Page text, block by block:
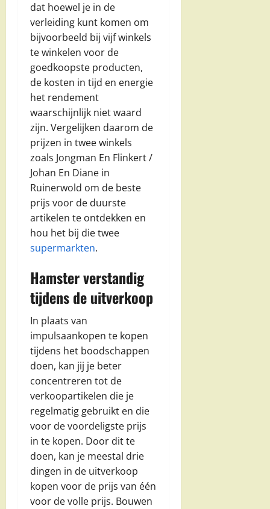
dat hoewel je in de
verleiding kunt komen om
bijvoorbeeld bij vijf winkels
te winkelen voor de
goedkoopste producten,
de kosten in tijd en energie
het rendement
waarschijnlijk niet waard
zijn. Vergelijken daarom de
prijzen in twee winkels
zoals Jongman En Flinkert /
Johan En Diane in
Ruinerwold om de beste
prijs voor de duurste
artikelen te ontdekken en
hou het bij die twee
supermarkten.
Hamster verstandig
tijdens de uitverkoop
In plaats van
impulsaankopen te kopen
tijdens het boodschappen
doen, kan jij je beter
concentreren tot de
verkoopartikelen die je
regelmatig gebruikt en die
voor de voordeligste prijs
in te kopen. Door dit te
doen, kan je meestal drie
dingen in de uitverkoop
kopen voor de prijs van één
voor de volle prijs. Bouwen